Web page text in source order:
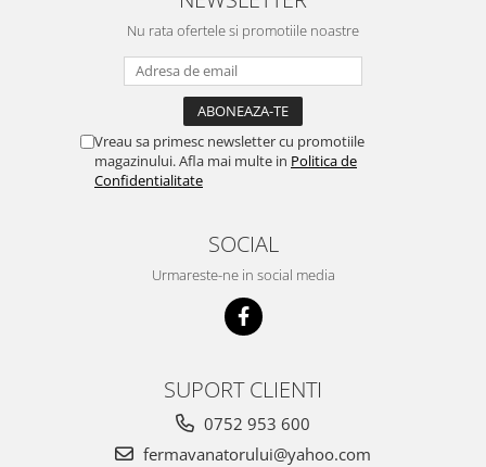
Fitofarmacie
Plante furajere
Nu rata ofertele si promotiile noastre
Vreau sa primesc newsletter cu promotiile
magazinului. Afla mai multe in Politica de
Confidentialitate
SOCIAL
Urmareste-ne in social media
SUPORT CLIENTI
0752 953 600
fermavanatorului@yahoo.com